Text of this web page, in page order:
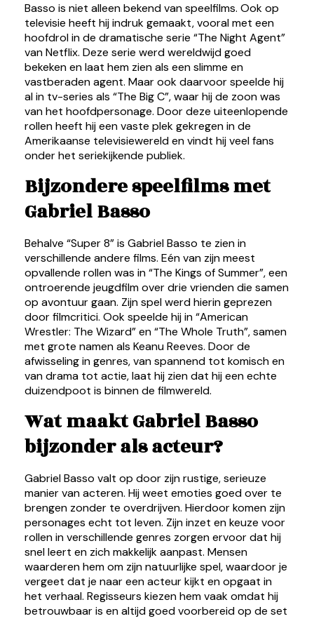
Basso is niet alleen bekend van speelfilms. Ook op
televisie heeft hij indruk gemaakt, vooral met een
hoofdrol in de dramatische serie “The Night Agent”
van Netflix. Deze serie werd wereldwijd goed
bekeken en laat hem zien als een slimme en
vastberaden agent. Maar ook daarvoor speelde hij
al in tv-series als “The Big C”, waar hij de zoon was
van het hoofdpersonage. Door deze uiteenlopende
rollen heeft hij een vaste plek gekregen in de
Amerikaanse televisiewereld en vindt hij veel fans
onder het seriekijkende publiek.
Bijzondere speelfilms met
Gabriel Basso
Behalve “Super 8” is Gabriel Basso te zien in
verschillende andere films. Eén van zijn meest
opvallende rollen was in “The Kings of Summer”, een
ontroerende jeugdfilm over drie vrienden die samen
op avontuur gaan. Zijn spel werd hierin geprezen
door filmcritici. Ook speelde hij in “American
Wrestler: The Wizard” en “The Whole Truth”, samen
met grote namen als Keanu Reeves. Door de
afwisseling in genres, van spannend tot komisch en
van drama tot actie, laat hij zien dat hij een echte
duizendpoot is binnen de filmwereld.
Wat maakt Gabriel Basso
bijzonder als acteur?
Gabriel Basso valt op door zijn rustige, serieuze
manier van acteren. Hij weet emoties goed over te
brengen zonder te overdrijven. Hierdoor komen zijn
personages echt tot leven. Zijn inzet en keuze voor
rollen in verschillende genres zorgen ervoor dat hij
snel leert en zich makkelijk aanpast. Mensen
waarderen hem om zijn natuurlijke spel, waardoor je
vergeet dat je naar een acteur kijkt en opgaat in
het verhaal. Regisseurs kiezen hem vaak omdat hij
betrouwbaar is en altijd goed voorbereid op de set